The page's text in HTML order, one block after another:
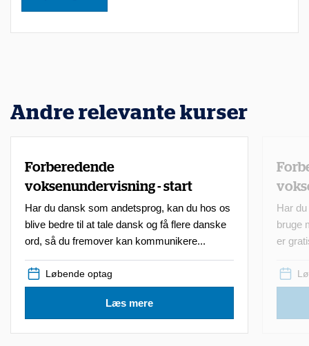
Andre relevante kurser
Forberedende
voksenundervisning - start
Har du dansk som andetsprog, kan du hos os
blive bedre til at tale dansk og få flere danske
ord, så du fremover kan kommunikere...
Læs mere
Løbende optag
Har
bruge
er